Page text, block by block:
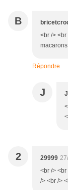
B
<br />
Répondre
J
2 29999
<br />
/> <br />